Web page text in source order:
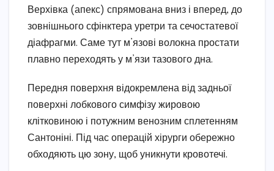
Верхівка (апекс) спрямована вниз і вперед, до
зовнішнього сфінктера уретри та сечостатевої
діафрагми. Саме тут м’язові волокна простати
плавно переходять у м’язи тазового дна.
Передня поверхня відокремлена від задньої
поверхні лобкового симфізу жировою
клітковиною і потужним венозним сплетенням
Сантоніні. Під час операцій хірурги обережно
обходяють цю зону, щоб уникнути кровотечі.